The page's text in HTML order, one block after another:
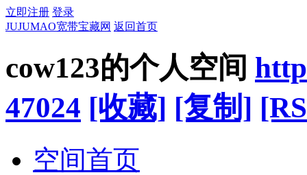
立即注册 登录
JUJUMAO宽带宝藏网 返回首页
cow123的个人空间
47024 [收藏] [复制]
空间首页